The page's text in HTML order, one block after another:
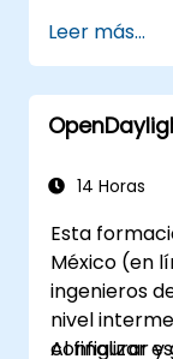
SDN.
Integrar
Leer más...
14 Horas
Esta
México (en
ingenieros
nivel
configurar y
Al finalizar